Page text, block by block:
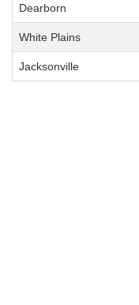
Dearborn
White Plains
Jacksonville